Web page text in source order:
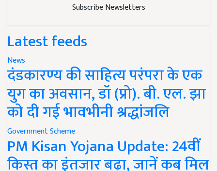
Subscribe Newsletters
Latest feeds
News
दंडकारण्य की साहित्य परंपरा के एक
युग का अवसान, डॉ (प्रो). बी. एल. झा
को दी गई भावभीनी श्रद्धांजलि
Government Scheme
PM Kisan Yojana Update: 24वीं
किस्त का इंतजार बढ़ा, जानें कब मिल